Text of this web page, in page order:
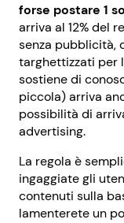
forse postare 1
arriva al 12% del
senza pubblicità,
targhettizzati per
sostiene di
piccola) arriva
possibilità di
advertising.
La regola è
ingaggiate gli
contenuti sulla
lamenterete un